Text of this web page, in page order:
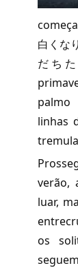
白くな
だち
palmo
linhas
verão,
luar,
os